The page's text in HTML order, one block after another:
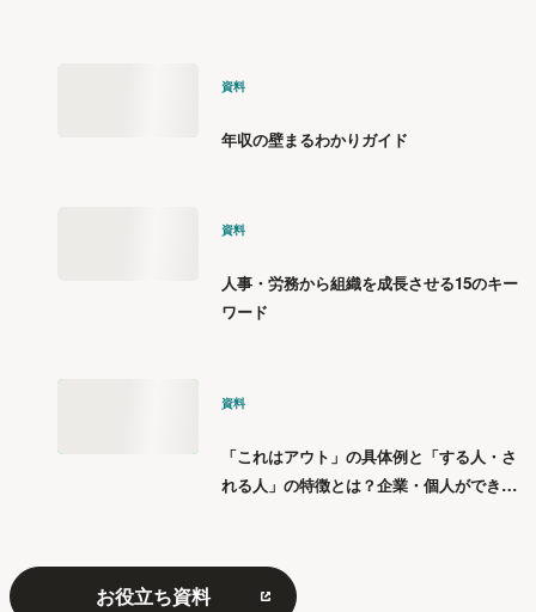
資料
年収の壁まるわかりガイド
資料
人事・労務から組織を成長させる15のキー
ワード
資料
「これはアウト」の具体例と「する人・さ
れる人」の特徴とは？企業・個人ができる
お役立ち資料